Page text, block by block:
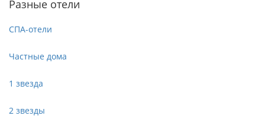
Разные отели
СПА-отели
Частные дома
1 звезда
2 звезды